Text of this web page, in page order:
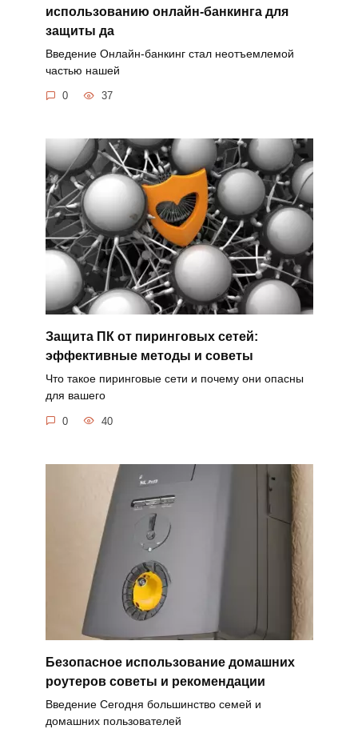
использованию онлайн-банкинга для
защиты да
Введение Онлайн-банкинг стал неотъемлемой
частью нашей
0 37
Защита ПК от пиринговых сетей:
эффективные методы и советы
Что такое пиринговые сети и почему они опасны
для вашего
0 40
Безопасное использование домашних
роутеров советы и рекомендации
Введение Сегодня большинство семей и
домашних пользователей